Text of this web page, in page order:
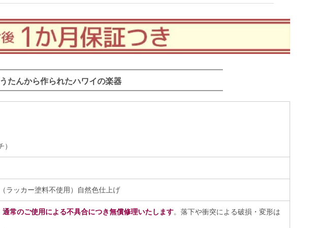
たんから作られたハワイの楽器
ラッカー塗料不使用）自然色仕上げ
常のご使用による不具合につき無償修理いたします。落下や衝突による破損・変形は